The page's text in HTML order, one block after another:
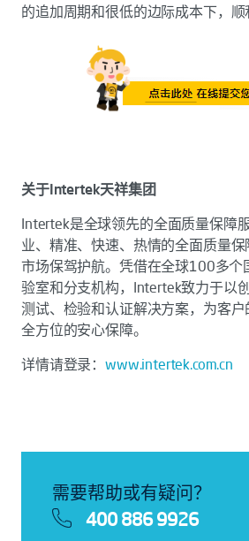
的追加周期和很低的边际成本下，顺
关于Intertek天祥集团
Intertek是全球领先的全面质量保障
业、精准、快速、热情的全面质量
市场保驾护航。凭借在全球100多个
验室和分支机构，Intertek致力于以
测试、检验和认证解决方案，为客
全方位的安心保障。
详情请登录：www.intertek.com.cn
需要帮助或有疑问？
400 886 9926